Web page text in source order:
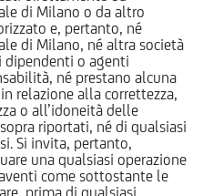
di Milano o da altro
e, pertanto, né
di Milano, né altra società
dipendenti o agenti
né prestano alcuna
relazione alla correttezza,
o all’idoneità delle
riportati, né di qualsiasi
Si invita, pertanto,
una qualsiasi operazione
come sottostante le
prima di qualsiasi